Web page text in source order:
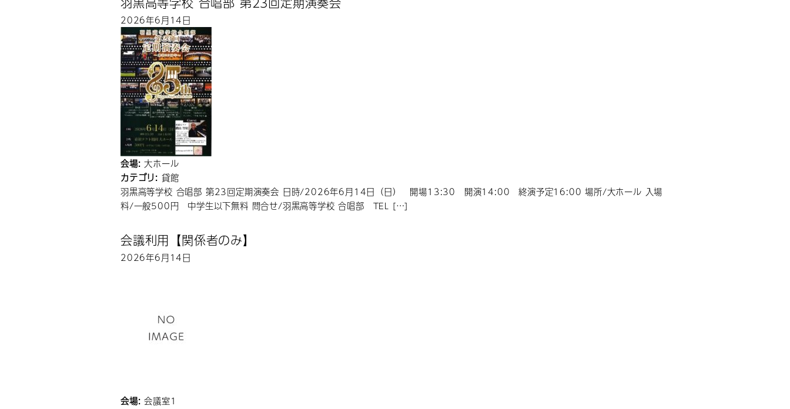
2026年6月14日
会場: 大ホール
カテゴリ: 貸館
羽黒高等学校 合唱部 第23回定期演奏会 日時/2026年6月14日（日） 開場13:30 開演14:00 終演予定16:00 場所/大ホール 入場
料/一般500円 中学生以下無料 問合せ/羽黒高等学校 合唱部 TEL […]
会議利用【関係者のみ】
2026年6月14日
会場: 会議室1